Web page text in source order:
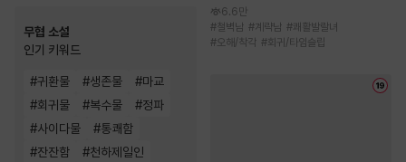
무협 소설
인기 키워드
#귀환물 #생존물 #마교
#회귀물 #복수물 #정파
#사이다물 #통쾌함
#잔잔함 #천하제일인
6.6만
#철벽남 #계략남 #쾌활발랄녀
#오해/착각 #회귀/타임슬립